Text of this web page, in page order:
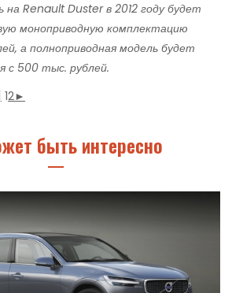
Renault Duster в 2012 году будет
моноприводную комплектацию
а полноприводная модель будет
с 500 тыс. рублей.
12►
быть интересно